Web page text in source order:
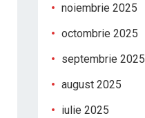
noiembrie 2025
octombrie 2025
septembrie 2025
august 2025
iulie 2025